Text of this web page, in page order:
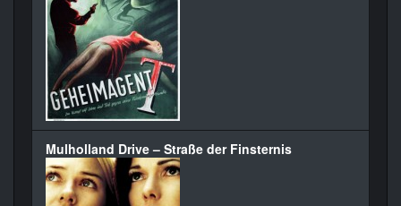
Mulholland Drive – Straße der Finsternis